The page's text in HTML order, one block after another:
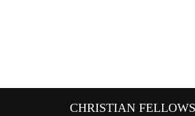
CHRISTIAN